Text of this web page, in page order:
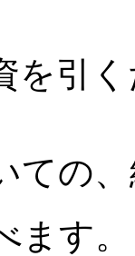
を引
ての
ます